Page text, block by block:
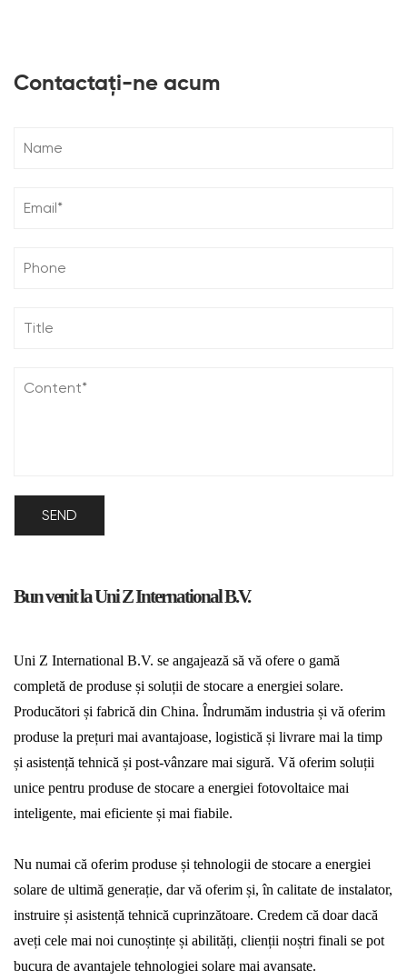
Contactați-ne acum
Bun venit la Uni Z International B.V.
Uni Z International B.V. se angajează să vă ofere o gamă
completă de produse și soluții de stocare a energiei solare.
Producători și fabrică din China. Îndrumăm industria și vă oferim
produse la prețuri mai avantajoase, logistică și livrare mai la timp
și asistență tehnică și post-vânzare mai sigură. Vă oferim soluții
unice pentru produse de stocare a energiei fotovoltaice mai
inteligente, mai eficiente și mai fiabile.
Nu numai că oferim produse și tehnologii de stocare a energiei
solare de ultimă generație, dar vă oferim și, în calitate de instalator,
instruire și asistență tehnică cuprinzătoare. Credem că doar dacă
aveți cele mai noi cunoștințe și abilități, clienții noștri finali se pot
bucura de avantajele tehnologiei solare mai avansate.